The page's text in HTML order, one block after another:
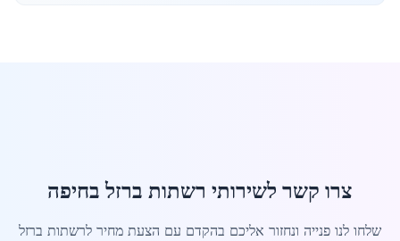
צרו קשר לשירותי רשתות ברזל בחיפה
שלחו לנו פנייה ונחזור אליכם בהקדם עם הצעת מחיר לרשתות ברזל